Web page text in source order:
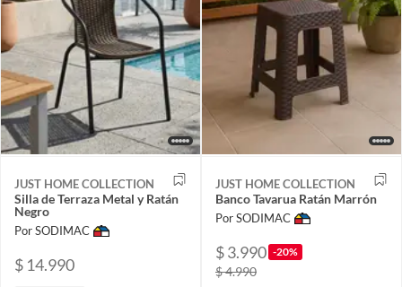
JUST HOME COLLECTION
Silla de Terraza Metal y Ratán
Negro
Por SODIMAC
$ 14.990
JUST HOME COLLECTION
Banco Tavarua Ratán Marrón
Por SODIMAC
$ 3.990 -20%
$ 4.990